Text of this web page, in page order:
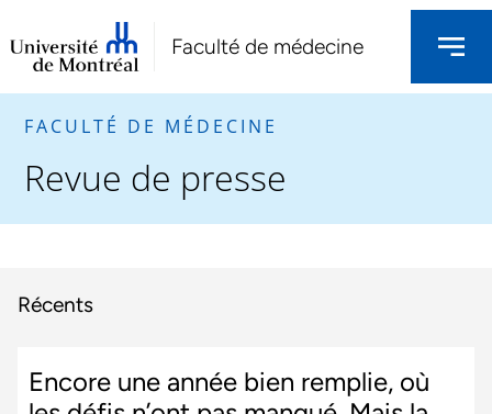
Faculté de médecine
FACULTÉ DE MÉDECINE
Revue de presse
Récents
Encore une année bien remplie, où